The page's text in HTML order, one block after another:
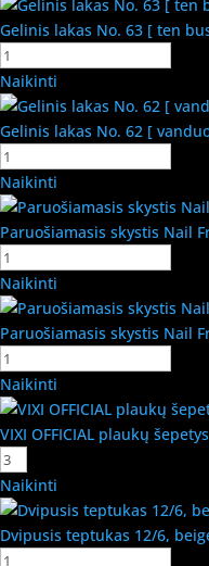
Gelinis lakas No. 63 [ ten
Naikinti
Gelinis lakas No. 62 [
Naikinti
Paruošiamasis skystis Nail
Naikinti
Paruošiamasis skystis Nail
Naikinti
VIXI OFFICIAL plaukų šepetys
Naikinti
Dvipusis teptukas 12/6,